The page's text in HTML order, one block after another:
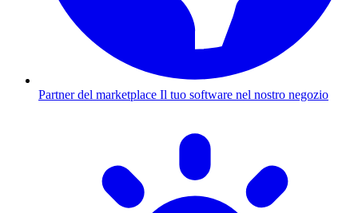
Partner del marketplace Il tuo software nel nostro negozio